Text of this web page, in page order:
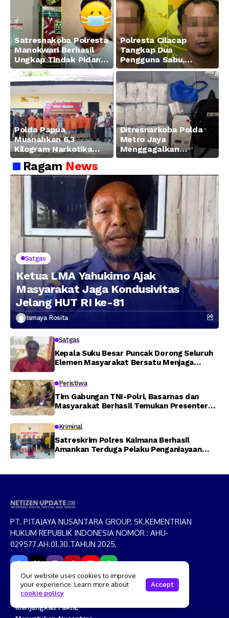
Satresnakoba Polresta
Manokwari Berhasil
Ungkap Tindak Pidana
Narkotika Golongan I
Jenis Sabu di Jalan
Swapen Perkebunan
Manokwari
Polresta Cilacap
Tangkap Dua
Pengguna Sabu,
Amankan Paket 0,34
Gram
Polda Papua
Musnahkan 6,3
Kilogram Narkotika
Hasil Pengungkapan
Jaringan Lintas
Wilayah Februari 2026
Ditresnarkoba Polda
Metro Jaya
Menggagalkan
Peredaran Sabu 5,3 Kg
Ragam News
Satgas
Ketua LMA Yahukimo Ajak
Masyarakat Jaga Kondusivitas
Jelang HUT RI ke-81
Ismaya Rosita
Satgas
Kepala Suku Besar Puncak Dorong Seluruh
Elemen Masyarakat Bersatu Menjaga
Peristiwa
Tim Gabungan TNI-Polri, Basarnas dan
Masyarakat Berhasil Temukan Presenter
Memti
Kriminal
Satreskrim Polres Kaimana Berhasil
Amankan Terduga Pelaku Penganiayaan
PT. PITAJAYA NUSANTARA GROUP, SK.KEMENTRIAN
HUKUM REPUBLIK INDONESIA NOMOR : AHU-
029577.AH.01.30.TAHUN 2025,
Moto
Menjangkau Fakta,
Our website uses cookies to improve
your experience. Learn more about
cookie policy
Accept